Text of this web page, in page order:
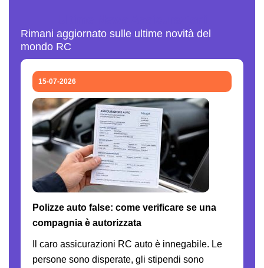
Rimani aggiornato sulle ultime novità del
mondo RC
15-07-2026
Polizze auto false: come verificare se una
compagnia è autorizzata
Il caro assicurazioni RC auto è innegabile. Le
persone sono disperate, gli stipendi sono